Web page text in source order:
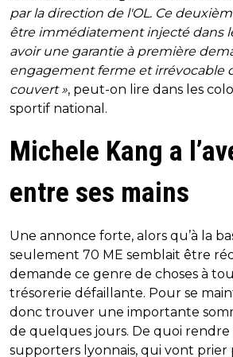
par la direction de l'OL. Ce
être immédiatement injecté dans
avoir une garantie à première
engagement ferme et irrévocable
couvert », peut-on lire dans les
sportif national.
Michele Kang a
entre ses mains
Une annonce forte, alors qu’à la
seulement 70 ME semblait être
demande ce genre de choses à
trésorerie défaillante. Pour se
donc trouver une importante
de quelques jours. De quoi rendre
supporters lyonnais, qui vont